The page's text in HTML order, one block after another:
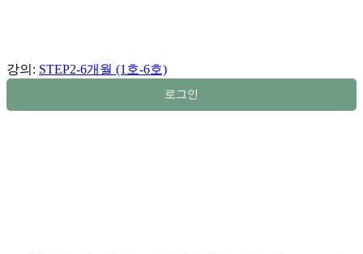
강의: STEP2-6개월 (1호-6호)
로그인